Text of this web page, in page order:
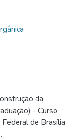
da
- Curso
de Brasília